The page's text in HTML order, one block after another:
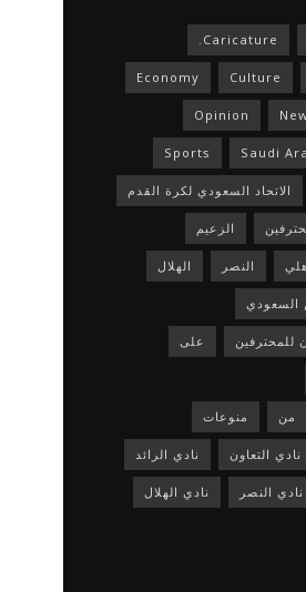
Caricature.
Culture
Economy
Opinion
Saudi
Sports
الاتحاد السعودي لكرة القدم
الزعيم
النصر الهلال
السعودي
للمحترفين على
من منوعات
نادي التعاون نادي الرائد
نادي النصر نادي الهلال